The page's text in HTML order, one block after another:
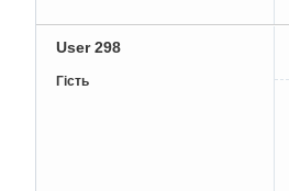
User 298
Гість